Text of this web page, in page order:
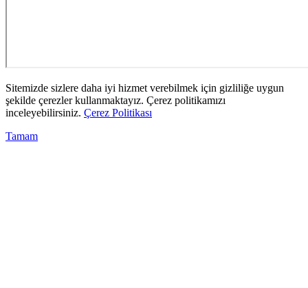
Sitemizde sizlere daha iyi hizmet verebilmek için gizliliğe uygun
şekilde çerezler kullanmaktayız. Çerez politikamızı
inceleyebilirsiniz. Çerez Politikası
Tamam